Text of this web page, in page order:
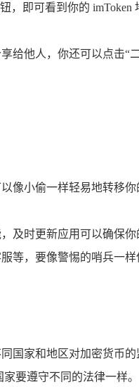
即可看到你的
他人，你还可以点击“
小偷一样轻易地转移
时更新应用可以确保
等，要像警惕的哨兵一
国家和地区对加密货币
要遵守不同的法律一样。